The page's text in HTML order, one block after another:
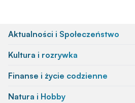
Aktualności i Społeczeństwo
Kultura i rozrywka
Finanse i życie codzienne
Natura i Hobby